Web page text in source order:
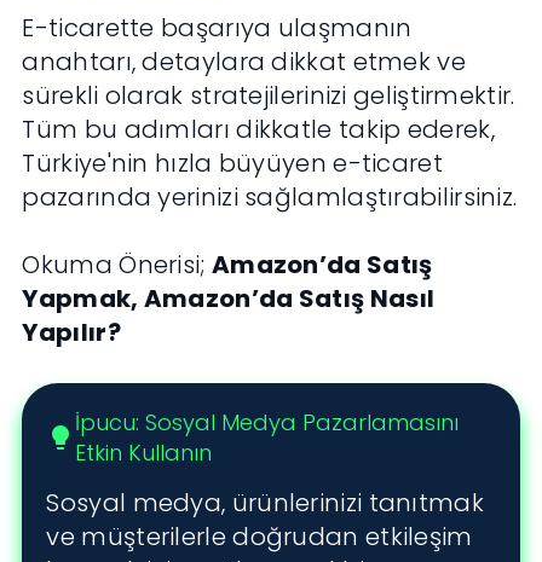
E-ticarette başarıya ulaşmanın
anahtarı, detaylara dikkat etmek ve
sürekli olarak stratejilerinizi geliştirmektir.
Tüm bu adımları dikkatle takip ederek,
Türkiye'nin hızla büyüyen e-ticaret
pazarında yerinizi sağlamlaştırabilirsiniz.
Okuma Önerisi; Amazon’da Satış
Yapmak, Amazon’da Satış Nasıl
Yapılır?
lightbulb İpucu: Sosyal Medya Pazarlamasını
Etkin Kullanın
Sosyal medya, ürünlerinizi tanıtmak
ve müşterilerle doğrudan etkileşim